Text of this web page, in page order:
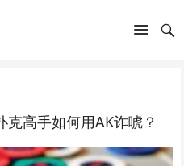
高手如何用AK诈唬？